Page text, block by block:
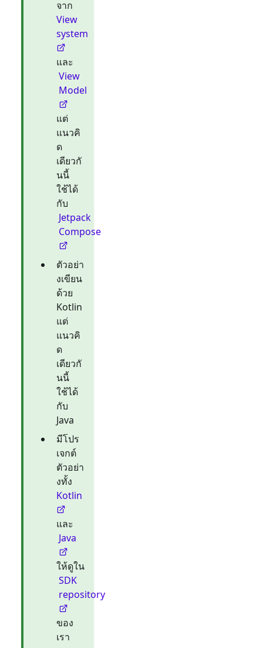
จาก
View
system
และ
View
Model
แต่
แนวคิ
ด
เดียวกั
นนี้
ใช้ได้
กับ
Jetpack
Compose
ตัวอย่า
งเขียน
ด้วย
Kotlin
แต่
แนวคิ
ด
เดียวกั
นนี้
ใช้ได้
กับ
Java
มีโปร
เจกต์
ตัวอย่า
งทั้ง
Kotlin
และ
Java
ให้ดูใน
SDK
repository
ของ
เรา